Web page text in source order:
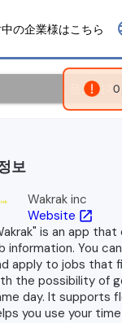
の企業様はこちら
응모하기
보
Wakrak inc
Website open_in_new
is an app
information. You
apply to jobs that
the possibility of
day. It supports
you use your